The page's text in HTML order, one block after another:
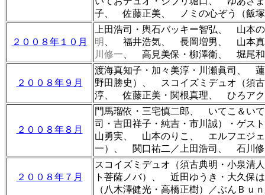
子、 佐藤正美、
ノミの心ぞう（飯
２００８年１０月
上田浩司・輿石バッキー智弘、 山
明
、 福井浩気、 長岡増男、 山本
川修一 、 高見美保・柳澤衛、 堀尾
２００８年９月
渡海真知子・加々美淳・川瀬眞司、
野田勝史）、
スコイズミデュオ（須
淳、 佐藤正美・関根真理、 ひろア
２００８年８月
門馬瑠依・三宅慎二郎、 いてこ＆い
司・吉田祥子・純吉・市川誠）・ゲス
山勇実、 山本のりこ
エルフエジ
一）、 関口祐二／上田浩司、 石川
２００８年７月
スコイズミデュオ（須古典明・小泉清
ト菩薩ノバ）、 近田ゆうき・大久
（八木澤健光・高橋正樹）／ぶんＢｕ